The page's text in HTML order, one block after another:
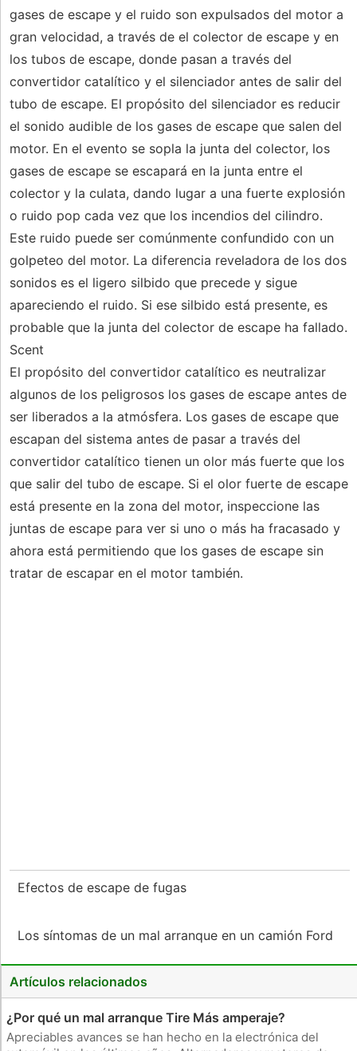
gases de escape y el ruido son expulsados ​​del motor a
gran velocidad, a través de el colector de escape y en
los tubos de escape, donde pasan a través del
convertidor catalítico y el silenciador antes de salir del
tubo de escape. El propósito del silenciador es reducir
el sonido audible de los gases de escape que salen del
motor. En el evento se sopla la junta del colector, los
gases de escape se escapará en la junta entre el
colector y la culata, dando lugar a una fuerte explosión
o ruido pop cada vez que los incendios del cilindro.
Este ruido puede ser comúnmente confundido con un
golpeteo del motor. La diferencia reveladora de los dos
sonidos es el ligero silbido que precede y sigue
apareciendo el ruido. Si ese silbido está presente, es
probable que la junta del colector de escape ha fallado.
Scent
El propósito del convertidor catalítico es neutralizar
algunos de los peligrosos los gases de escape antes de
ser liberados a la atmósfera. Los gases de escape que
escapan del sistema antes de pasar a través del
convertidor catalítico tienen un olor más fuerte que los
que salir del tubo de escape. Si el olor fuerte de escape
está presente en la zona del motor, inspeccione las
juntas de escape para ver si uno o más ha fracasado y
ahora está permitiendo que los gases de escape sin
tratar de escapar en el motor también.
Efectos de escape de fugas
Los síntomas de un mal arranque en un camión Ford
Artículos relacionados
¿Por qué un mal arranque Tire Más amperaje?
Apreciables avances se han hecho en la electrónica del